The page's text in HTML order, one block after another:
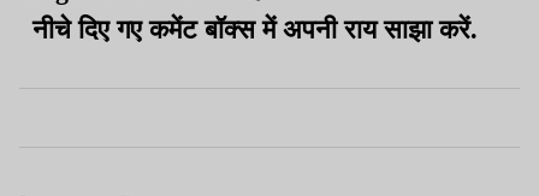
नीचे दिए गए कमेंट बॉक्स में अपनी राय साझा करें.